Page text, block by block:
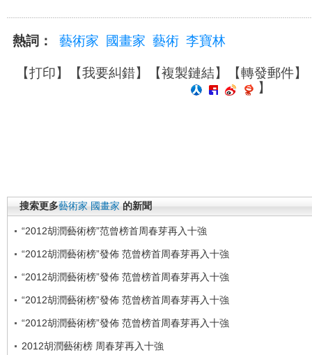
熱詞： 藝術家 國畫家 藝術 李寶林
【打印】【我要糾錯】【複製鏈結】【轉發郵件】
】
搜索更多藝術家 國畫家 的新聞
“2012胡潤藝術榜”范曾榜首周春芽再入十強
“2012胡潤藝術榜”發佈 范曾榜首周春芽再入十強
“2012胡潤藝術榜”發佈 范曾榜首周春芽再入十強
“2012胡潤藝術榜”發佈 范曾榜首周春芽再入十強
“2012胡潤藝術榜”發佈 范曾榜首周春芽再入十強
2012胡潤藝術榜 周春芽再入十強